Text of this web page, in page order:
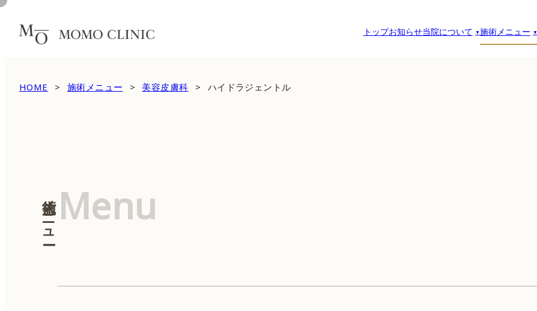
トップお知らせ当院について 施術メニュー
HOME 施術メニュー 美容皮膚科 ハイドラジェントル
Menu
施術メニュー